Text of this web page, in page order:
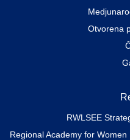
Otvorena
RWLSEE
Regional Academy for